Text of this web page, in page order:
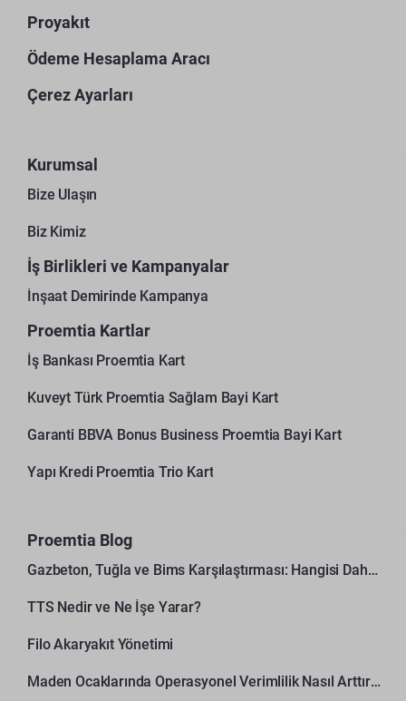
Proyakıt
Ödeme Hesaplama Aracı
Çerez Ayarları
Kurumsal
Bize Ulaşın
Biz Kimiz
İş Birlikleri ve Kampanyalar
İnşaat Demirinde Kampanya
Proemtia Kartlar
İş Bankası Proemtia Kart
Kuveyt Türk Proemtia Sağlam Bayi Kart
Garanti BBVA Bonus Business Proemtia Bayi Kart
Yapı Kredi Proemtia Trio Kart
Proemtia Blog
Gazbeton, Tuğla ve Bims Karşılaştırması: Hangisi Daha Avantajlı?
TTS Nedir ve Ne İşe Yarar?
Filo Akaryakıt Yönetimi
Maden Ocaklarında Operasyonel Verimlilik Nasıl Arttırılır?